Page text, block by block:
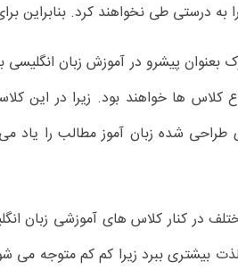
به درستی طی نخواهند کرد. بنابراین
بعنوان پیشرو در آموزش زبان
کلاس ها خواهند بود. زیرا در این
طراحی شده زبان آموز مطالب را
در کنار کلاس های آموزشی زبان
بیشتری ببرد زیرا کم کم متوجه می